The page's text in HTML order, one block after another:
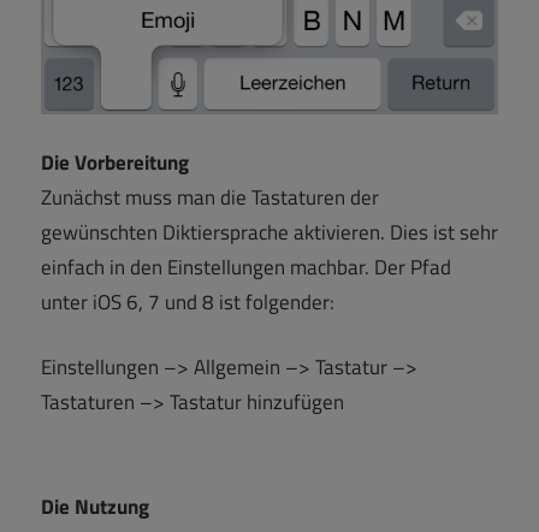
Die Vorbereitung
Zunächst muss man die Tastaturen der
gewünschten Diktiersprache aktivieren. Dies ist sehr
einfach in den Einstellungen machbar. Der Pfad
unter iOS 6, 7 und 8 ist folgender:
Einstellungen –> Allgemein –> Tastatur –>
Tastaturen –> Tastatur hinzufügen
Die Nutzung